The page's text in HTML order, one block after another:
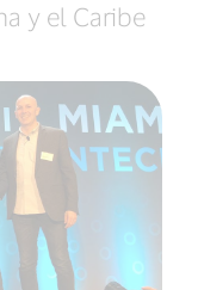
y el Caribe